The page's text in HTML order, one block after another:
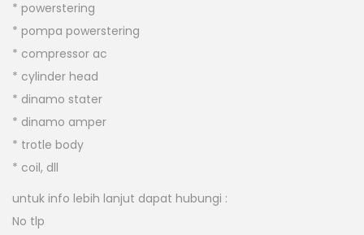
* powerstering
* pompa powerstering
* compressor ac
* cylinder head
* dinamo stater
* dinamo amper
* trotle body
* coil, dll
untuk info lebih lanjut dapat hubungi :
No tlp